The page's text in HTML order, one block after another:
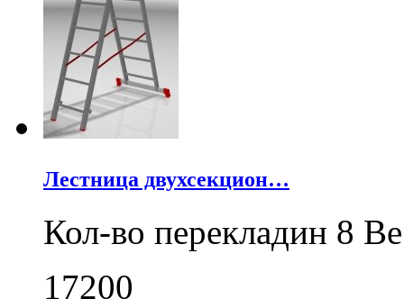
Лестница двухсекцион…
Кол-во перекладин 8
17200